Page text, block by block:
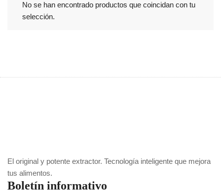
No se han encontrado productos que coincidan con tu
selección.
El original y potente extractor. Tecnología inteligente que mejora
tus alimentos.
Boletín informativo